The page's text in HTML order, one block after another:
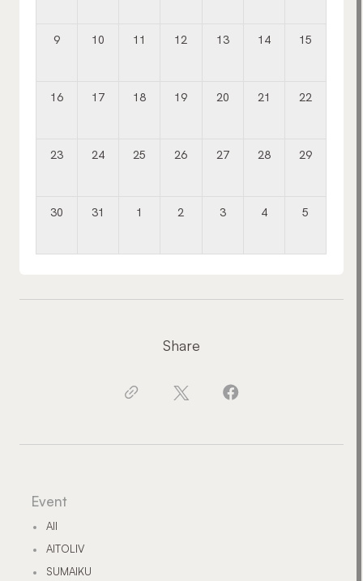
9 10 11 12 13 14 15
16 17 18 19 20 21 22
23 24 25 26 27 28 29
30 31 1 2 3 4 5
Share
Event
All
AITOLIV
SUMAIKU